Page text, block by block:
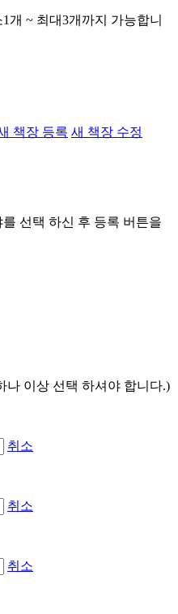
개 ~ 최대3개까지 가능합니
책장 등록 새 책장 수정
선택 하신 후 등록 버튼을
나 이상 선택 하셔야 합니다.)
취소
취소
취소